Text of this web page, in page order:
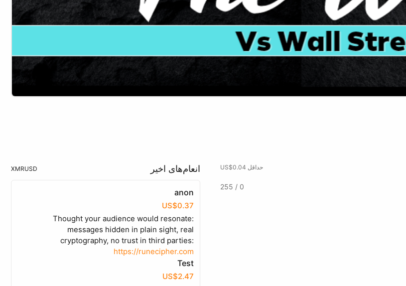
حداقل US$0.04
0 / 255
انعام‌های اخیر USD
XMR
anon
US$0.37
Thought your audience would resonate:
messages hidden in plain sight, real
cryptography, no trust in third parties:
https://runecipher.com
Test
US$2.47